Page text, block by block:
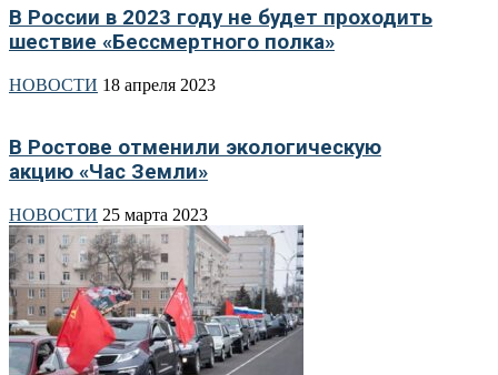
В России в 2023 году не будет проходить
шествие «Бессмертного полка»
НОВОСТИ 18 апреля 2023
В Ростове отменили экологическую
акцию «Час Земли»
НОВОСТИ 25 марта 2023